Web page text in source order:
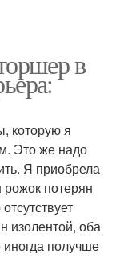
в
которую я
Это же надо
Я приобрела
потерян
изолентой, оба
получше